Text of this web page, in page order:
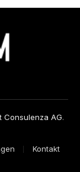
Consulenza AG.
Kontakt